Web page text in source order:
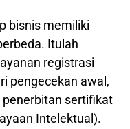
bisnis memiliki
Itulah
registrasi
pengecekan awal,
penerbitan sertifikat
Intelektual).